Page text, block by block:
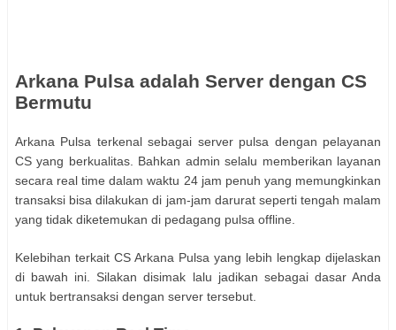
Arkana Pulsa adalah Server dengan CS
Bermutu
Arkana Pulsa terkenal sebagai server pulsa dengan pelayanan
CS yang berkualitas. Bahkan admin selalu memberikan layanan
secara real time dalam waktu 24 jam penuh yang memungkinkan
transaksi bisa dilakukan di jam-jam darurat seperti tengah malam
yang tidak diketemukan di pedagang pulsa offline.
Kelebihan terkait CS Arkana Pulsa yang lebih lengkap dijelaskan
di bawah ini. Silakan disimak lalu jadikan sebagai dasar Anda
untuk bertransaksi dengan server tersebut.